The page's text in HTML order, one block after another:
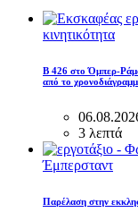
κινητικότητα
B 426 στο Όμπερ-
από το
3 λεπτά
Έμπερσταντ
Παρέλαση στην